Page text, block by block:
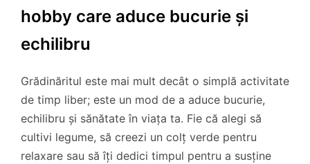
hobby care aduce bucurie și
echilibru
Grădinăritul este mai mult decât o simplă activitate
de timp liber; este un mod de a aduce bucurie,
echilibru și sănătate în viața ta. Fie că alegi să
cultivi legume, să creezi un colț verde pentru
relaxare sau să îți dedici timpul pentru a susține